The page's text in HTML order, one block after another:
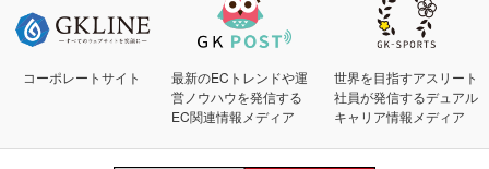
コーポレートサイト
最新のECトレンドや運
営ノウハウを発信する
EC関連情報メディア
世界を目指すアスリート
社員が発信するデュアル
キャリア情報メディア